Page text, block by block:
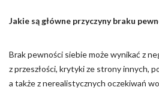
Jakie są główne przyczyny braku
Brak pewności siebie może wynikać z
z przeszłości, krytyki ze strony innych,
a także z nerealistycznych oczekiwań